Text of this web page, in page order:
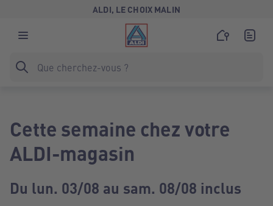
ALDI, LE CHOIX MALIN
Cette semaine chez votre
ALDI-magasin
Du lun. 03/08 au sam. 08/08 inclus